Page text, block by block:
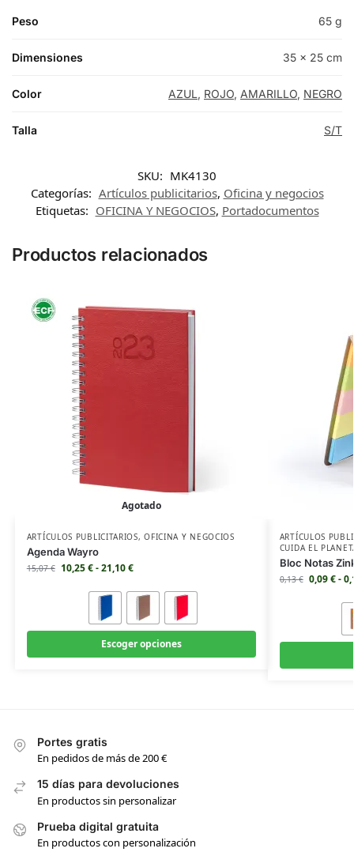
Peso 65 g
Dimensiones 35 × 25 cm
Color AZUL, ROJO, AMARILLO, NEGRO
Talla S/T
SKU: MK4130
Categorías: Artículos publicitarios, Oficina y negocios
Etiquetas: OFICINA Y NEGOCIOS, Portadocumentos
Productos relacionados
Agotado
ARTÍCULOS PUBLICITARIOS,OFICINA Y NEGOCIOS
Agenda Wayro
15,07€ 10,25€-21,10€
Escoger opciones
ARTÍCULOS
CUIDA EL
Bloc Notas
0,13€ 0,09€-
Portes gratis
En pedidos de más de 200 €
15 días para devoluciones
En productos sin personalizar
Prueba digital gratuita
En productos con personalización